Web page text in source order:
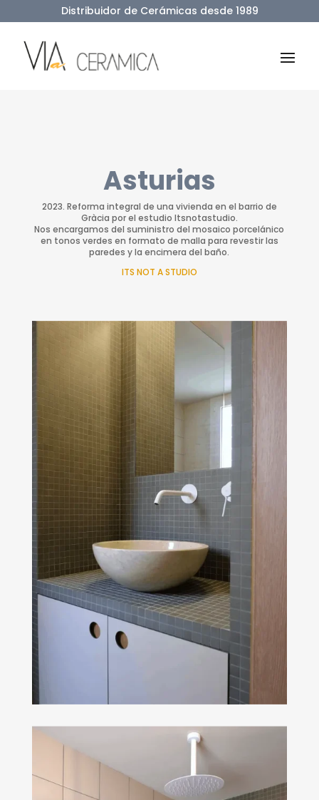
Distribuidor de Cerámicas desde 1989
Asturias
2023. Reforma integral de una vivienda en el barrio de
Gràcia por el estudio Itsnotastudio.
Nos encargamos del suministro del mosaico porcelánico
en tonos verdes en formato de malla para revestir las
paredes y la encimera del baño.
ITS NOT A STUDIO